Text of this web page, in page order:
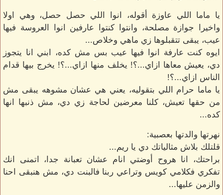
يا ماما اللي عاوزة أقوله، انوا اللي حصل حصل، وهي اولا
واخيرا جوازة مصلحة، وانتوا كنتوا عارفين انوا العروسة فيها
عيب، يبقى تتقبلوها زي ماهي وخلاص...
ايوه كنت عارفة انوا فيها عيب بس مش كده، ابني انا يتجوز
دي، يعيش معاها ازاي...؟! يخلف منها ازاي...؟! يخرج بيها قدام
الناس ازاي...؟!
يا ماما حرام اللي بتقوليه، يعني هي عشان مشوهه يبقى مش
من حقها تعيش، كلنا معرضين لحاجة زي دي، مش ذنبها انها
كده...
نهرتها والدتها بعصبية:
قلتلك بلاش مثالياتك دي يا ريم...
براحتك، انا هروح أوضتي انام عشان تعبانة جدا، اتمنى انك
تفكري فكلامي كويس وتراعي ربنا فالبنت دي، مش هنبقى احنا
والزمن عليها...